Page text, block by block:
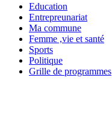
Education
Entrepreunariat
Ma commune
Femme ,vie et santé
Sports
Politique
Grille de programmes